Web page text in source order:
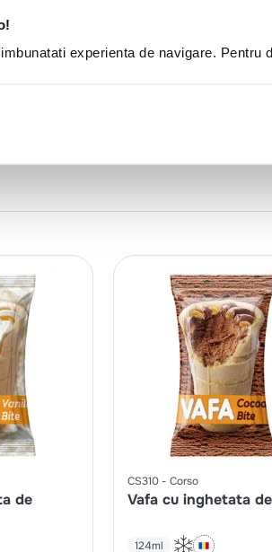
experienta de navigare. Pentru
de
CS310 Corso
Vafa cu inghetata
124ml